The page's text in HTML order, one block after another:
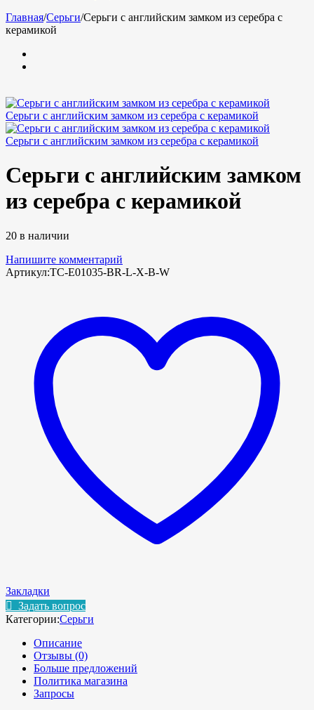
Главная/Серьги/Серьги с английским замком из серебра с
керамикой
Серьги с английским замком из серебра с керамикой
Серьги с английским замком из серебра с керамикой
Серьги с английским замком
из серебра с керамикой
20 в наличии
Напишите комментарий
Артикул:TC-E01035-BR-L-X-B-W
Закладки
Задать вопрос
Категории:Серьги
Описание
Отзывы (0)
Больше предложений
Политика магазина
Запросы